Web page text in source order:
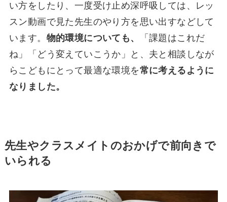
い方をしたり、一度受け止め深呼吸しては、レッ
スン動画で見た先生のやり方を思い出すなどして
います。 物的環境についても、
「課題はこれだ
ね」「どう変えていこうか」と、夫と相談しなが
らこどもにとって最適な環境を常に考えるように
なりました。
先生やクラスメイトのおかげで前向きで
いられる